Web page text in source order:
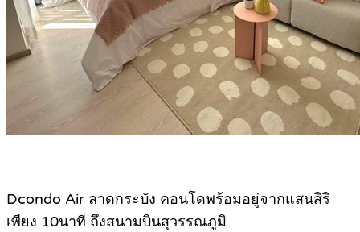
Dcondo Air ลาดกระบัง คอนโดพร้อมอยู่จากแสนสิริ
เพียง 10นาที ถึงสนามบินสุวรรณภูมิ